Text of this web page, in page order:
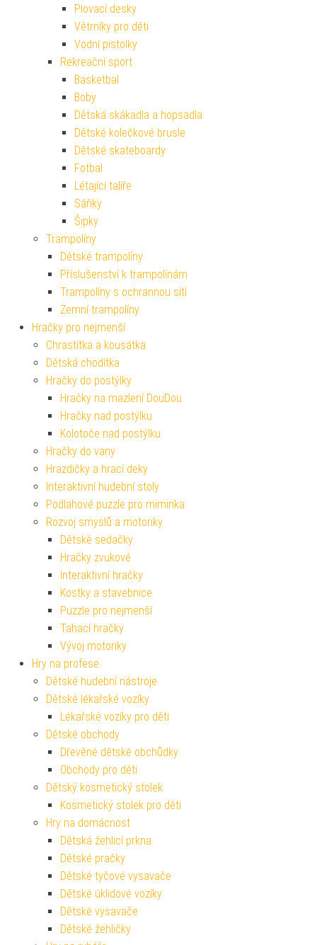
Plovací desky
Větrníky pro děti
Vodní pistolky
Rekreační sport
Basketbal
Boby
Dětská skákadla a hopsadla
Dětské kolečkové brusle
Dětské skateboardy
Fotbal
Létající talíře
Sáňky
Šipky
Trampolíny
Dětské trampolíny
Příslušenství k trampolínám
Trampolíny s ochrannou sítí
Zemní trampolíny
Hračky pro nejmenší
Chrastítka a kousátka
Dětská chodítka
Hračky do postýlky
Hračky na mazlení DouDou
Hračky nad postýlku
Kolotoče nad postýlku
Hračky do vany
Hrazdičky a hrací deky
Interaktivní hudební stoly
Podlahové puzzle pro miminka
Rozvoj smyslů a motoriky
Dětské sedačky
Hračky zvukové
Interaktivní hračky
Kostky a stavebnice
Puzzle pro nejmenší
Tahací hračky
Vývoj motoriky
Hry na profese
Dětské hudební nástroje
Dětské lékařské vozíky
Lékařské vozíky pro děti
Dětské obchody
Dřevěné dětské obchůdky
Obchody pro děti
Dětský kosmetický stolek
Kosmetický stolek pro děti
Hry na domácnost
Dětská žehlicí prkna
Dětské pračky
Dětské tyčové vysavače
Dětské úklidové vozíky
Dětské vysavače
Dětské žehličky